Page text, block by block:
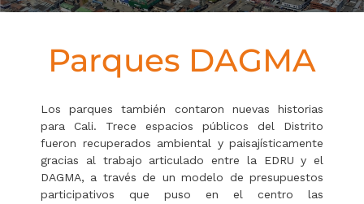
Parques DAGMA
Los parques también contaron nuevas historias
para Cali. Trece espacios públicos del Distrito
fueron recuperados ambiental y paisajísticamente
gracias al trabajo articulado entre la EDRU y el
DAGMA, a través de un modelo de presupuestos
participativos que puso en el centro las